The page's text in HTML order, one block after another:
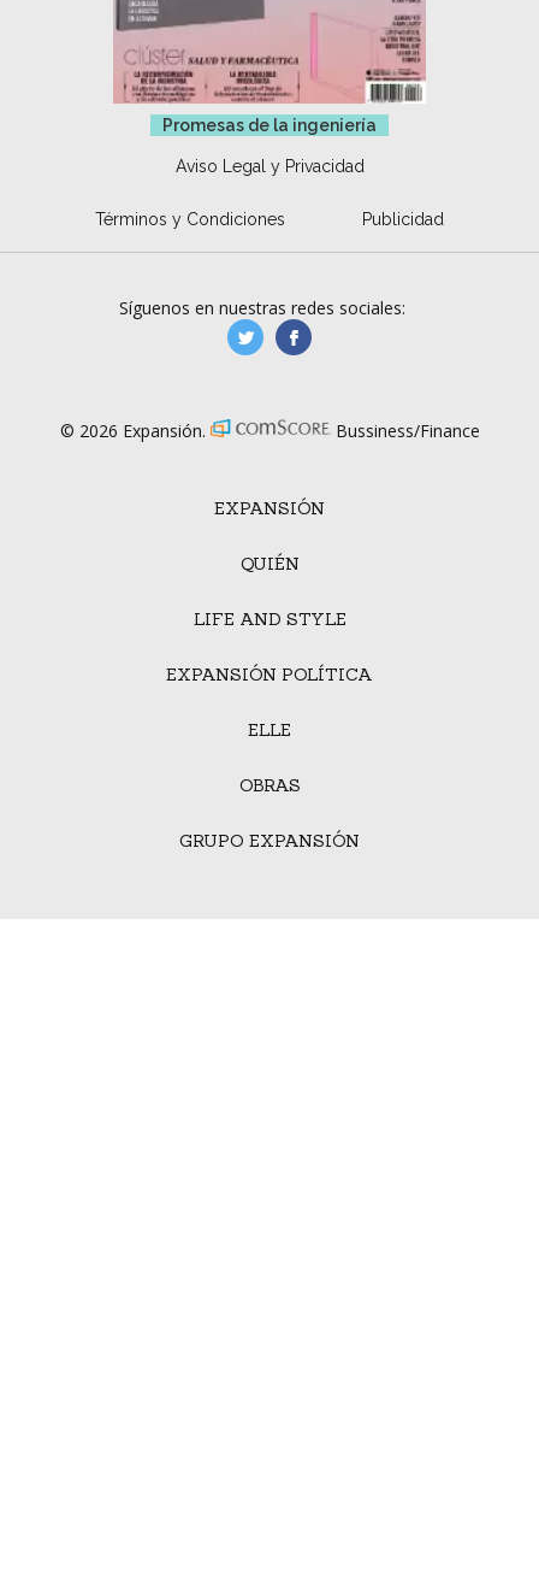
Promesas de la ingeniería
Aviso Legal y Privacidad
Términos y Condiciones Publicidad
EXPANSIÓN
QUIÉN
LIFE AND STYLE
EXPANSIÓN POLÍTICA
ELLE
OBRAS
GRUPO EXPANSIÓN
Síguenos en nuestras redes sociales:
manufacturaGE
© 2026 Expansión. Bussiness/Finance